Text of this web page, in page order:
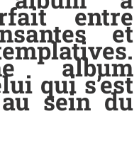
entre
et
album
qui s’est
sein du